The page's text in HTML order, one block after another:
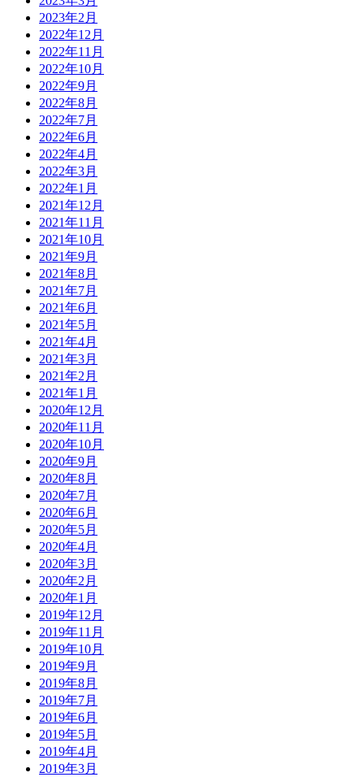
2023年2月
2022年12月
2022年11月
2022年10月
2022年9月
2022年8月
2022年7月
2022年6月
2022年4月
2022年3月
2022年1月
2021年12月
2021年11月
2021年10月
2021年9月
2021年8月
2021年7月
2021年6月
2021年5月
2021年4月
2021年3月
2021年2月
2021年1月
2020年12月
2020年11月
2020年10月
2020年9月
2020年8月
2020年7月
2020年6月
2020年5月
2020年4月
2020年3月
2020年2月
2020年1月
2019年12月
2019年11月
2019年10月
2019年9月
2019年8月
2019年7月
2019年6月
2019年5月
2019年4月
2019年3月